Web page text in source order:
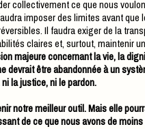
collectivement ce que nous
imposer des limites avant que
Il faudra exiger de la
claires et, surtout, maintenir
majeure concernant la vie, la
devrait être abandonnée à un
la justice, ni le pardon.
notre meilleur outil. Mais elle
de ce que nous avons de